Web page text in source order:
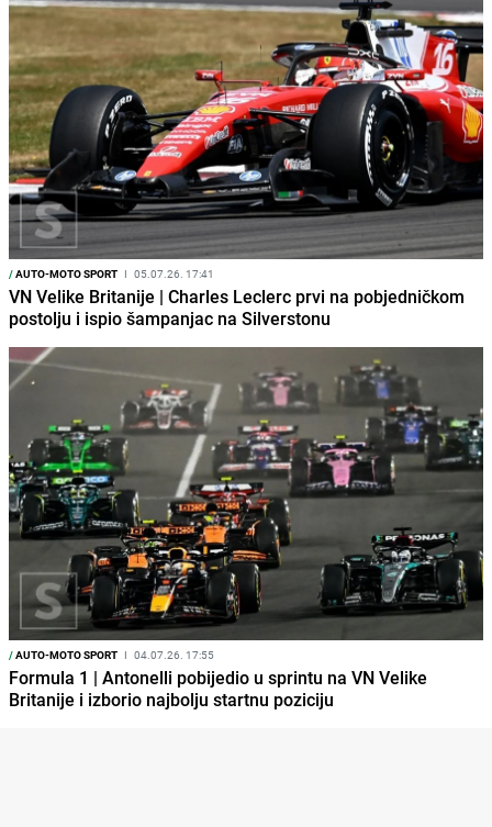
/AUTO-MOTO SPORT I 05.07.26. 17:41
VN Velike Britanije | Charles Leclerc prvi na pobjedničkom
postolju i ispio šampanjac na Silverstonu
/AUTO-MOTO SPORT I 04.07.26. 17:55
Formula 1 | Antonelli pobijedio u sprintu na VN Velike
Britanije i izborio najbolju startnu poziciju